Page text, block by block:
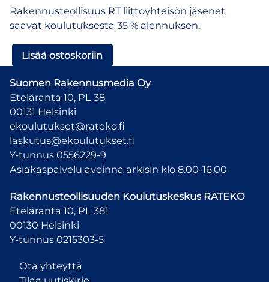
Rakennusteollisuus RT liittoyhteisön jäsenet
saavat koulutuksesta 35 % alennuksen.
eTeline
–
verkkokoulutus
telineasentamisesta
ja
telineturvallisuudesta
määrä
Lisää ostoskoriin
Suomen Rakennusmedia Oy
Eteläranta 10, PL 38
00131 Helsinki
ekoulutukset@rateko.fi
laskutus@ekoulutukset.fi
Y-tunnus 0556229-9
Asiakaspalvelu avoinna arkisin klo 8.00-16.00
Rakennusteollisuuden Koulutuskeskus RATEKO
Eteläranta 10, PL 381
00130 Helsinki
Y-tunnus 0215303-5
Ota yhteyttä